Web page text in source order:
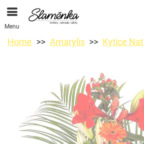
Menu
Home Amarylis Kytice